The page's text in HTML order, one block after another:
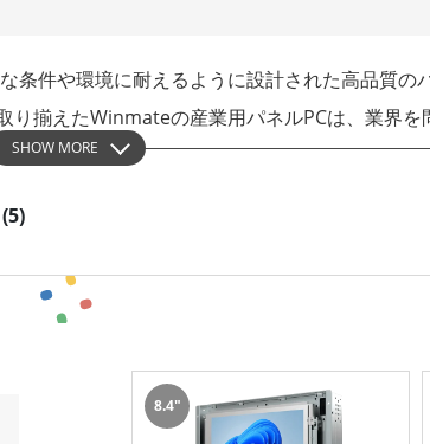
件や環境に耐えるように設計された高品質の
揃えたWinmateの産業用パネルPCは、業界
ど、WinmateのパネルPCは信頼性と耐久性に
、水、埃に耐えるように設計されており、厳
カスタマイズやアップデートが容易なモバイ
SHOW MORE
(5)
8.4"